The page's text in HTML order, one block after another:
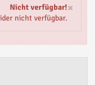
×
Nicht verfügbar!
nicht verfügbar.